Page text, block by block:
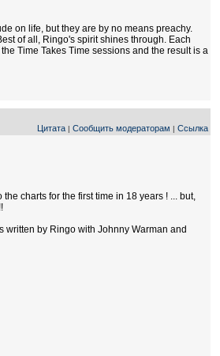
on life, but they are by no means preachy.
of all, Ringo's spirit shines through. Each
Time Takes Time sessions and the result is a
Цитата | Сообщить модераторам | Ссылка
charts for the first time in 18 years ! ... but,
written by Ringo with Johnny Warman and